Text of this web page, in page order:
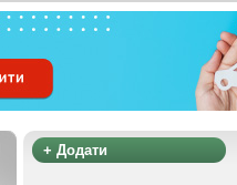
+ Додати